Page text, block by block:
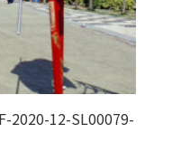
2020-12-SL00079-